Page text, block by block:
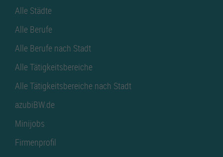
Alle Städte
Alle Berufe
Alle Berufe nach Stadt
Alle Tätigkeitsbereiche
Alle Tätigkeitsbereiche nach Stadt
azubiBW.de
Minijobs
Firmenprofil